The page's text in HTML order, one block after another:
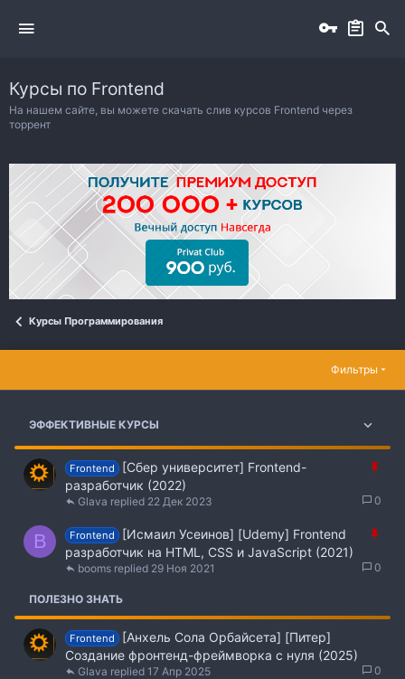
Курсы по Frontend
На нашем сайте, вы можете скачать слив курсов Frontend через
торрент
Курсы Программирования
Фильтры
ЭФФЕКТИВНЫЕ КУРСЫ
о
Frontend
[Сбер университет] Frontend-
разработчик (2022)
0
22 Дек 2023
Glava
B
п
Frontend
[Исмаил Усеинов] [Udemy] Frontend
разработчик на HTML, CSS и JavaScript (2021)
0
29 Ноя 2021
booms
ПОЛЕЗНО ЗНАТЬ
Frontend
[Анхель Сола Орбайсета] [Питер]
Создание фронтенд-фреймворка с нуля (2025)
0
17 Апр 2025
Glava